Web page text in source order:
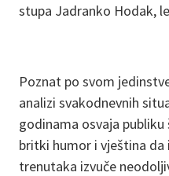
stupa Jadranko Hodak,
Poznat po svom
analizi svakodnevnih
godinama osvaja
britki humor i vještina da
trenutaka izvuče